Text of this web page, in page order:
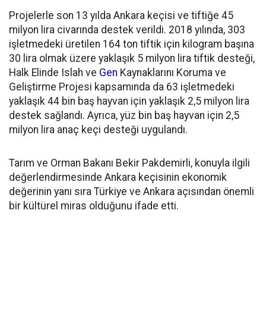
Projelerle son 13 yılda Ankara keçisi ve tiftiğe 45
milyon lira civarında destek verildi. 2018 yılında, 303
işletmedeki üretilen 164 ton tiftik için kilogram başına
30 lira olmak üzere yaklaşık 5 milyon lira tiftik desteği,
Halk Elinde Islah ve Gen Kaynaklarını Koruma ve
Geliştirme Projesi kapsamında da 63 işletmedeki
yaklaşık 44 bin baş hayvan için yaklaşık 2,5 milyon lira
destek sağlandı. Ayrıca, yüz bin baş hayvan için 2,5
milyon lira anaç keçi desteği uygulandı.
Tarım ve Orman Bakanı Bekir Pakdemirli, konuyla ilgili
değerlendirmesinde Ankara keçisinin ekonomik
değerinin yanı sıra Türkiye ve Ankara açısından önemli
bir kültürel miras olduğunu ifade etti.